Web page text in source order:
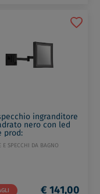
ingranditore
nero con led
prod:
E SPECCHI DA BAGNO
€ 141,00